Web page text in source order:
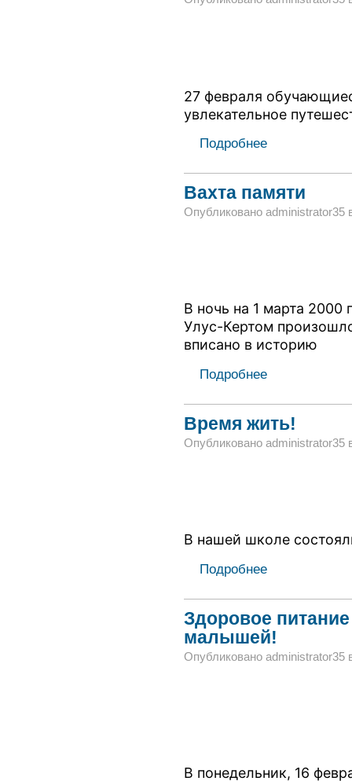
27 февраля
увлекательное
Подробнее
Вахта памяти
Опубликовано administrator35
В ночь на 1 марта 2000
Улус-Кертом
вписано в историю
Подробнее
Время жить!
Опубликовано administrator35
В нашей школе
Подробнее
Здоровое
малышей!
Опубликовано administrator35
В понедельник, 16